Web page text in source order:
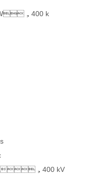
，400 k
，400 kV